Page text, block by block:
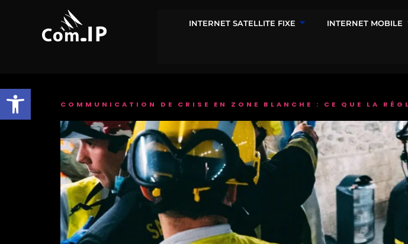
Ouvrir la barre d’outils
INTERNET SATELLITE FIXE INTERNET MOBILE
COMMUNICATION DE CRISE EN ZONE BLANCHE : CE QUE LA